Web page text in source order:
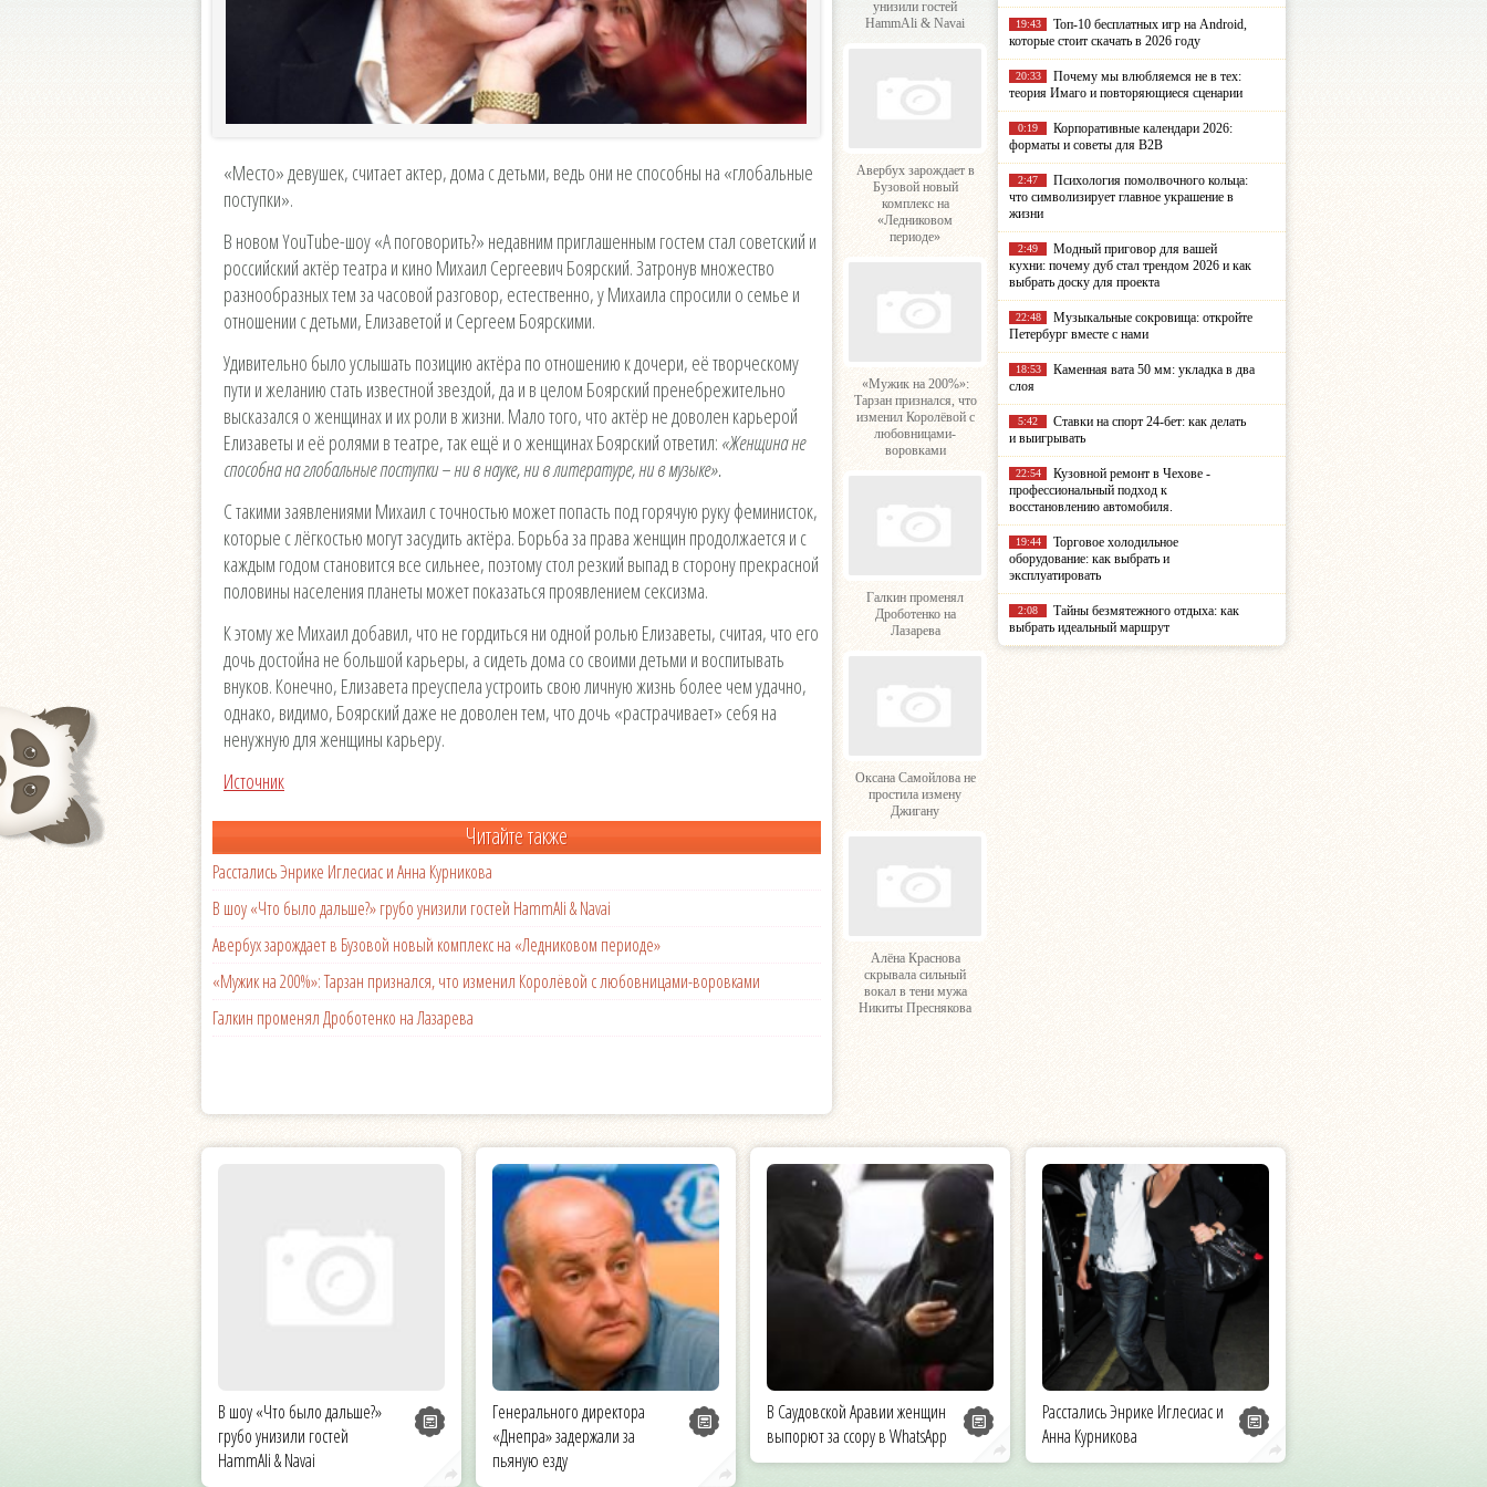
«Место» девушек, считает актер, дома с детьми, ведь они не способны на «глобальные
поступки».
В новом YouTube-шоу «А поговорить?» недавним приглашенным гостем стал советский и
российский актёр театра и кино Михаил Сергеевич Боярский. Затронув множество
разнообразных тем за часовой разговор, естественно, у Михаила спросили о семье и
отношении с детьми, Елизаветой и Сергеем Боярскими.
Удивительно было услышать позицию актёра по отношению к дочери, её творческому
пути и желанию стать известной звездой, да и в целом Боярский пренебрежительно
высказался о женщинах и их роли в жизни. Мало того, что актёр не доволен карьерой
Елизаветы и её ролями в театре, так ещё и о женщинах Боярский ответил: «Женщина не
способна на глобальные поступки–ни в науке, ни в литературе, ни в музыке».
С такими заявлениями Михаил с точностью может попасть под горячую руку феминисток,
которые с лёгкостью могут засудить актёра. Борьба за права женщин продолжается и с
каждым годом становится все сильнее, поэтому стол резкий выпад в сторону прекрасной
половины населения планеты может показаться проявлением сексизма.
К этому же Михаил добавил, что не гордиться ни одной ролью Елизаветы, считая, что его
дочь достойна не большой карьеры, а сидеть дома со своими детьми и воспитывать
внуков. Конечно, Елизавета преуспела устроить свою личную жизнь более чем удачно,
однако, видимо, Боярский даже не доволен тем, что дочь «растрачивает» себя на
ненужную для женщины карьеру.
Источник
Читайте также
Расстались Энрике Иглесиас и Анна Курникова
В шоу «Что было дальше?» грубо унизили гостей HammAli & Navai
Авербух зарождает в Бузовой новый комплекс на «Ледниковом периоде»
«Мужик на 200%»: Тарзан признался, что изменил Королёвой с любовницами-воровками
Галкин променял Дроботенко на Лазарева
унизили гостей
HammAli & Navai
Авербух зарождает в
Бузовой новый
комплекс на
«Ледниковом
периоде»
«Мужик на 200%»:
Тарзан признался, что
изменил Королёвой с
любовницами-
воровками
Галкин променял
Дроботенко на
Лазарева
Оксана Самойлова не
простила измену
Джигану
Алёна Краснова
скрывала сильный
вокал в тени мужа
Никиты Преснякова
19:43
Топ-10 бесплатных игр на Android,
которые стоит скачать в 2026 году
20:33
Почему мы влюбляемся не в тех:
теория Имаго и повторяющиеся сценарии
0:19
Корпоративные календари 2026:
форматы и советы для B2B
2:47
Психология помолвочного кольца:
что символизирует главное украшение в
жизни
2:49
Модный приговор для вашей
кухни: почему дуб стал трендом 2026 и как
выбрать доску для проекта
22:48
Музыкальные сокровища: откройте
Петербург вместе с нами
18:53
Каменная вата 50 мм: укладка в два
слоя
5:42
Ставки на спорт 24-бет: как делать
и выигрывать
22:54
Кузовной ремонт в Чехове -
профессиональный подход к
восстановлению автомобиля.
19:44
Торговое холодильное
оборудование: как выбрать и
эксплуатировать
2:08
Тайны безмятежного отдыха: как
выбрать идеальный маршрут
В шоу «Что было дальше?»
грубо унизили гостей
HammAli & Navai
Генерального директора
«Днепра» задержали за
пьяную езду
В Саудовской Аравии женщин
выпорют за ссору в WhatsApp
Расстались Энрике Иглесиас и
Анна Курникова